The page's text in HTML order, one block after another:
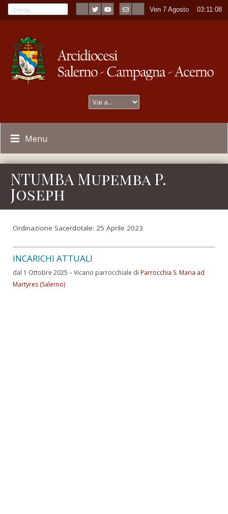
Ven 7 Agosto ----03:11:08
Menu
NTUMBA Mupemba P.
Joseph
Ordinazione Sacerdotale: 25 Aprile 2023
INCARICHI ATTUALI
dal 1 Ottobre 2025 – Vicario parrocchiale di Parrocchia S. Maria ad
Martyres (Salerno)